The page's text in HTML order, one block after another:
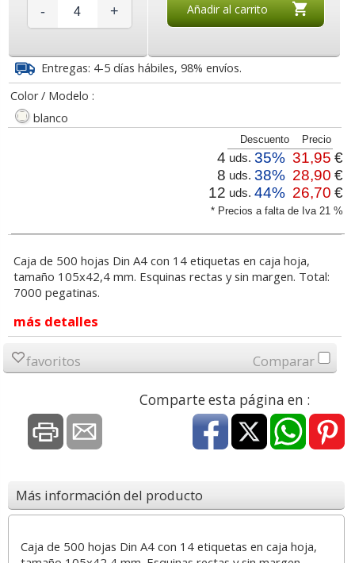
- + Añadir al carrito
Entregas: 4-5 días hábiles, 98% envíos.
Color / Modelo :
blanco
* Precios a falta de Iva 21 %
Descuento Precio
4 uds. 35% 31,95 €
8 uds. 38% 28,90 €
12 uds. 44% 26,70 €
Caja de 500 hojas Din A4 con 14 etiquetas en caja hoja,
tamaño 105x42,4 mm. Esquinas rectas y sin margen. Total:
7000 pegatinas.
más detalles
favoritos Comparar
Comparte esta página en :
Más información del producto
Caja de 500 hojas Din A4 con 14 etiquetas en caja hoja,